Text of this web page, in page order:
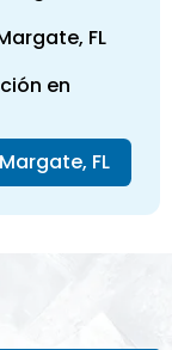
FL
en
FL